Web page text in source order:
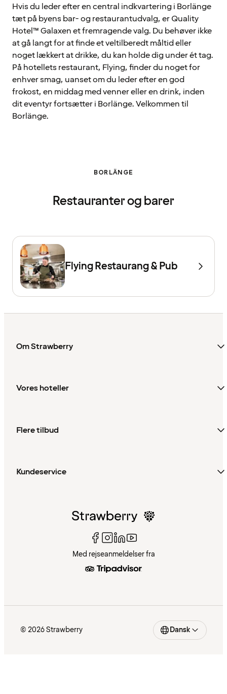
Hvis du leder efter en central indkvartering i Borlänge
tæt på byens bar- og restaurantudvalg, er Quality
Hotel™ Galaxen et fremragende valg. Du behøver ikke
at gå langt for at finde et veltilberedt måltid eller
noget lækkert at drikke, du kan holde dig under ét tag.
På hotellets restaurant, Flying, finder du noget for
enhver smag, uanset om du leder efter en god
frokost, en middag med venner eller en drink, inden
dit eventyr fortsætter i Borlänge. Velkommen til
Borlänge.
BORLÄNGE
Restauranter og barer
Flying Restaurang & Pub
Om Strawberry
Vores hoteller
Flere tilbud
Kundeservice
Med rejseanmeldelser fra
© 2026 Strawberry Dansk